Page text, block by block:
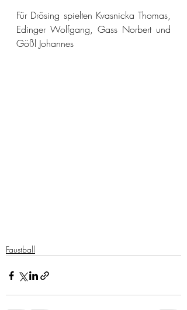
Für Drösing spielten Kvasnicka Thomas,
Edinger Wolfgang, Gass Norbert und
Gößl Johannes
Faustball